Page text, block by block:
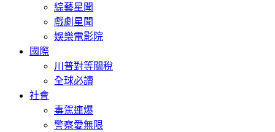
綜藝星聞
戲劇星聞
娛樂電影院
國際
川普對等關稅
全球必讀
社會
毒駕連爆
警察愛無限